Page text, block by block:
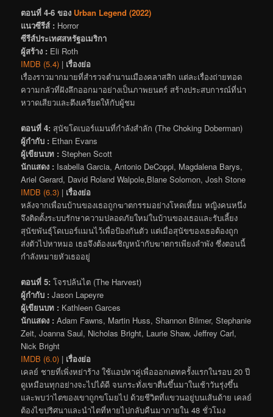
ตอนที่ 4-6 ของ Urban Legend (2022)
แนวซีรีส์ : Horror
ซีรีส์ประเทศสหรัฐอเมริกา
ผู้สร้าง : Eli Roth
IMDB (5.4) | เรื่องย่อ
เรื่องราวมากมายที่สำรวจตำนานเมืองคลาสสิก แต่ละเรื่องถ่ายทอด
ความกลัวที่ฝังลึกออกมาอย่างเป็นภาพยนตร์ สร้างประสบการณ์ที่น่า
หวาดเสียวและตึงเครียดให้กับผู้ชม
ตอนที่ 4: สุนัขโดเบอร์แมนที่กำลังสำลัก (The Choking Doberman)
ผู้กำกับ : Ethan Evans
ผู้เขียนบท : Stephen Scott
นักแสดง : Isabella Garcia, Antonio DeCoppi, Magdalena Barys,
Ariel Gerard, David Roland Walpole,Blane Solomon, Josh Stone
IMDB (6.3) | เรื่องย่อ
หลังจากเพื่อนบ้านของเธอถูกฆาตกรรมอย่างโหดเหี้ยม หญิงคนหนึ่ง
จึงติดตั้งระบบรักษาความปลอดภัยใหม่ในบ้านของเธอและรับเลี้ยง
สุนัขพันธุ์โดเบอร์แมนไว้เพื่อป้องกันตัว แต่เมื่อสุนัขของเธอต้องถูก
ส่งตัวไปหาหมอ เธอจึงต้องเผชิญหน้ากับฆาตกรเพียงลำพัง ซึ่งตอนนี้
กำลังหมายหัวเธออยู่
ตอนที่ 5: โจรปล้นไต (The Harvest)
ผู้กำกับ : Jason Lapeyre
ผู้เขียนบท : Kathleen Garces
นักแสดง : Adam Fawns, Martin Huss, Shannon Bilmer, Stephanie
Zeit, Joanna Saul, Nicholas Bright, Laurie Shaw, Jeffrey Carl,
Nick Bright
IMDB (6.0) | เรื่องย่อ
เคลย์ ชายที่เพิ่งหย่าร้าง ใช้แอปหาคู่เพื่อออกเดทครั้งแรกในรอบ 20 ปี
ดูเหมือนทุกอย่างจะไปได้ดี จนกระทั่งเขาตื่นขึ้นมาในเช้าวันรุ่งขึ้น
และพบว่าไตของเขาถูกขโมยไป ด้วยชีวิตที่แขวนอยู่บนเส้นด้าย เคลย์
ต้องไขปริศนาและนำไตที่หายไปกลับคืนมาภายใน 48 ชั่วโมง